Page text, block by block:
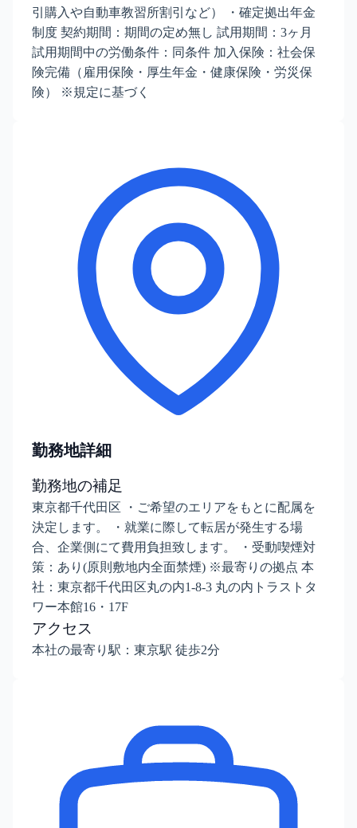
引購入や自動車教習所割引など） ・確定拠出年金
制度 契約期間：期間の定め無し 試用期間：3ヶ月
試用期間中の労働条件：同条件 加入保険：社会保
険完備（雇用保険・厚生年金・健康保険・労災保
険） ※規定に基づく
勤務地詳細
勤務地の補足
東京都千代田区 ・ご希望のエリアをもとに配属を
決定します。 ・就業に際して転居が発生する場
合、企業側にて費用負担致します。 ・受動喫煙対
策：あり(原則敷地内全面禁煙) ※最寄りの拠点 本
社：東京都千代田区丸の内1-8-3 丸の内トラストタ
ワー本館16・17F
アクセス
本社の最寄り駅：東京駅 徒歩2分